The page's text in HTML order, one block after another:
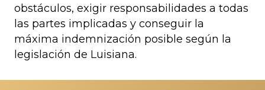
obstáculos, exigir responsabilidades a todas
las partes implicadas y conseguir la
máxima indemnización posible según la
legislación de Luisiana.